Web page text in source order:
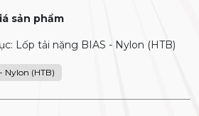
sản phẩm
Lốp tải nặng BIAS - Nylon (HTB)
Nylon (HTB)